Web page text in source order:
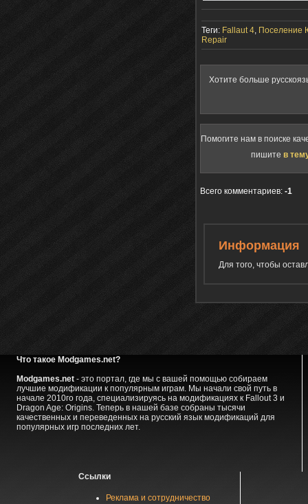
Теги: Fallaut 4, Поселение
Repair
Хотите больше
Помогите нам в поиске
пишите в
Всего комментариев: -1
Информация
Для того, чтобы
Что такое Modgames.net?
Modgames.net- это портал, где мы с вашей помощью собираем
лучшие модификации к популярным играм. Мы начали свой путь в
начале 2010го года, специализируясь на модификациях к Fallout 3 и
Dragon Age: Origins. Теперь в нашей базе собраны тысячи
качественных и переведенных на русский язык модификаций для
популярных игр последних лет.
Ссылки
Реклама и сотрудничество